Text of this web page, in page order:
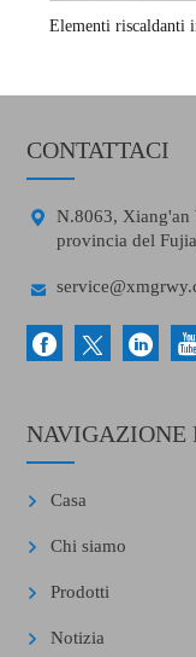
CONTATTACI

N.8063, Xiang'an
provincia del

NAVIGAZIONE
Casa
Chi siamo
Prodotti
Notizia